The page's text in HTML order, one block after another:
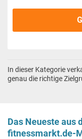
In dieser Kategorie
genau die richtige
Das Neueste aus
fitnessmarkt.de-